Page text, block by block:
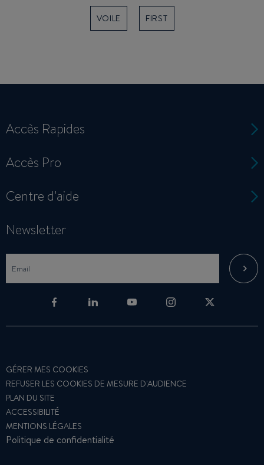
VOILE FIRST
Accès Rapides
Accès Pro
Centre d'aide
Newsletter
GÉRER MES COOKIES
REFUSER LES COOKIES DE MESURE D'AUDIENCE
PLAN DU SITE
ACCESSIBILITÉ
MENTIONS LÉGALES
Politique de confidentialité